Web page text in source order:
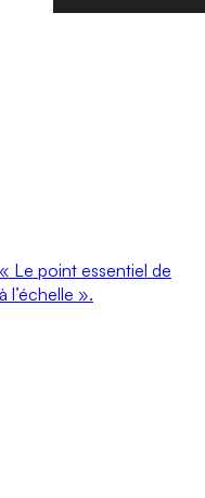
Le point essentiel de
l’échelle ».